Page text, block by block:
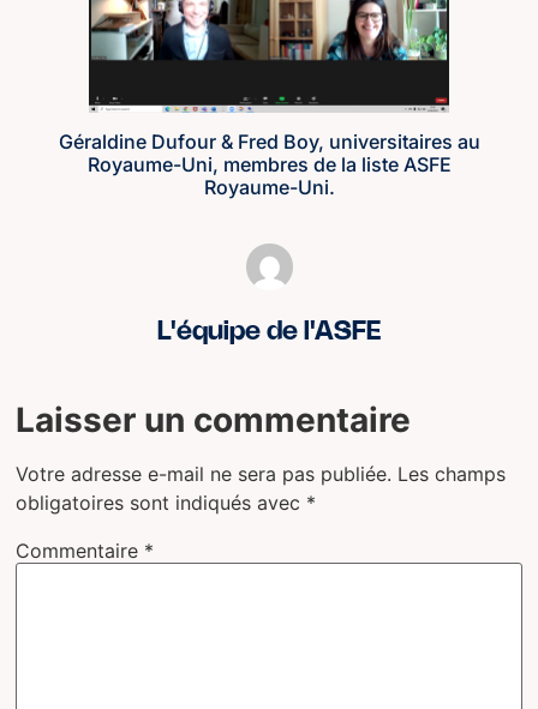
Géraldine Dufour & Fred Boy, universitaires au
Royaume-Uni, membres de la liste ASFE
Royaume-Uni.
L'équipe de l'ASFE
Laisser un commentaire
Votre adresse e-mail ne sera pas publiée. Les champs
obligatoires sont indiqués avec *
Commentaire *